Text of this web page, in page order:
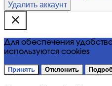
Удалить аккаунт
Для обеспечения
используются cookies
Принять Отклонить